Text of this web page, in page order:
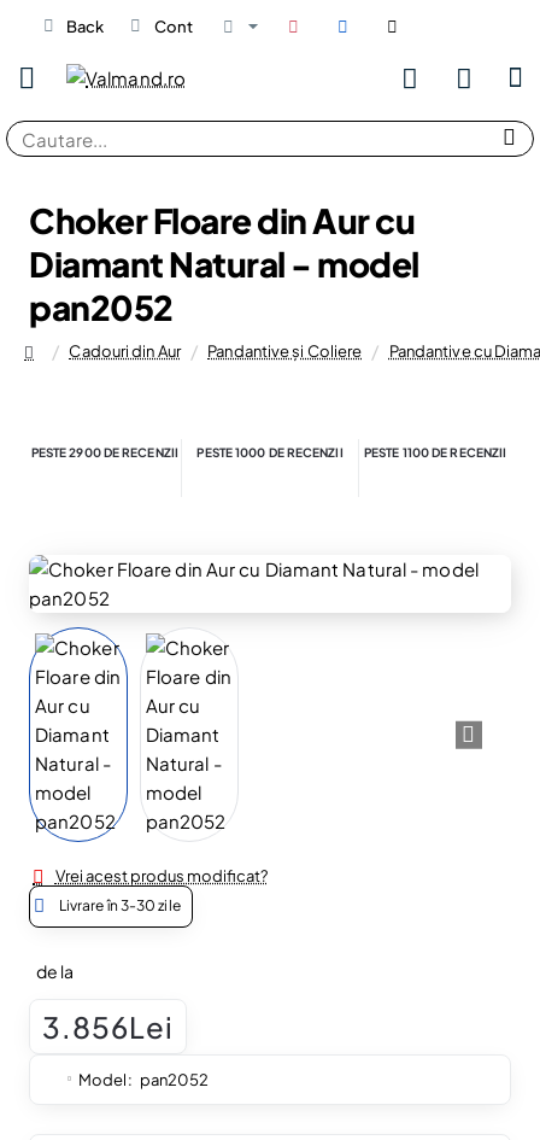
Back Cont
Cautare...
Choker Floare din Aur cu
Diamant Natural - model
pan2052
Cadouri din Aur Pandantive și Coliere Pandantive cu
PESTE 2900 DE RECENZII PESTE 1000 DE RECENZII PESTE 1100 DE RECENZII
Vrei acest produs modificat?
Livrare în 3-30 zile
de la
3.856Lei
Model: pan2052